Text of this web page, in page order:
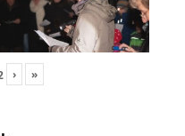
› »